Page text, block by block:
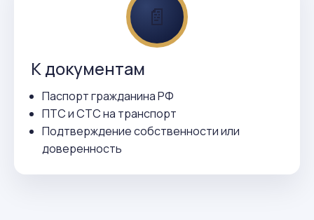
📄
К документам
Паспорт гражданина РФ
ПТС и СТС на транспорт
Подтверждение собственности или
доверенность